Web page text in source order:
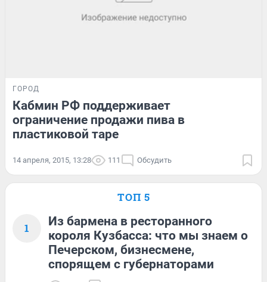
ГОРОД
Кабмин РФ поддерживает
ограничение продажи пива в
пластиковой таре
14 апреля, 2015, 13:28 111 Обсудить
ТОП 5
1
Из бармена в ресторанного
короля Кузбасса: что мы знаем о
Печерском, бизнесмене,
спорящем с губернаторами